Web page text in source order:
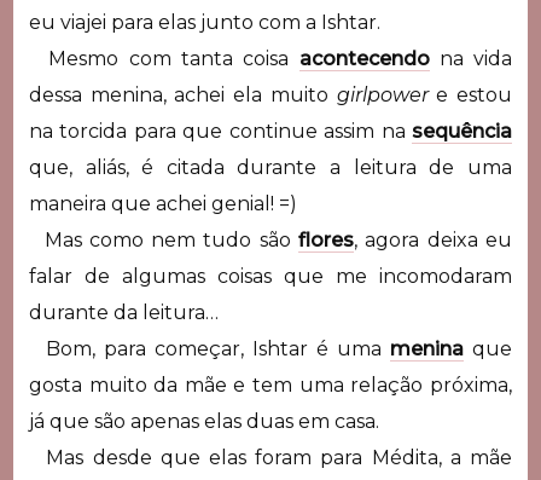
eu viajei para elas junto com a Ishtar.
Mesmo com tanta coisa acontecendona vida
dessa menina, achei ela muito girlpowere estou
na torcida para que continue assim nasequência
que, aliás, é citada durante a leitura de uma
maneira que achei genial! =)
Mas como nem tudo sãoflores, agora deixa eu
falar de algumas coisas que me incomodaram
durante da leitura…
Bom, para começar, Ishtar é uma menina que
gosta muito da mãe e tem uma relação próxima,
já que são apenas elas duas em casa.
Mas desde que elas foram para Médita, a mãe